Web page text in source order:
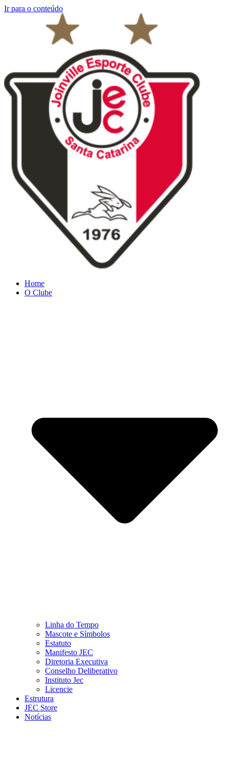
Ir para o conteúdo
Home
O Clube
Linha do Tempo
Mascote e Símbolos
Estatuto
Manifesto JEC
Diretoria Executiva
Conselho Deliberativo
Instituto Jec
Licencie
Estrutura
JEC Store
Notícias